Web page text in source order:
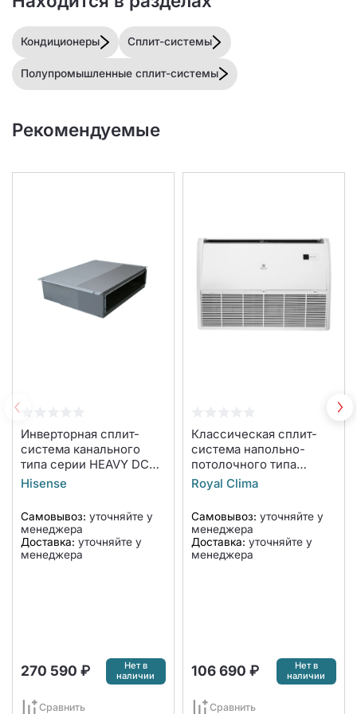
Кондиционеры Сплит-системы
Полупромышленные сплит-системы
Рекомендуемые
Инверторная сплит-
система канального
типа серии HEAVY DC
INVERTER AUD-
60U6SP1 (комплект)
Hisense
Самовывоз: уточняйте у
менеджера
Доставка: уточняйте у
менеджера
270 590 ₽
Нет в
наличии
Сравнить
Классическая сплит-
система напольно-
потолочного типа
COMPETENZA CO-F
24HNX/CO-E 24HNX
(комплект)
Royal Clima
Самовывоз: уточняйте у
менеджера
Доставка: уточняйте у
менеджера
106 690 ₽
Нет в
наличии
Сравнить